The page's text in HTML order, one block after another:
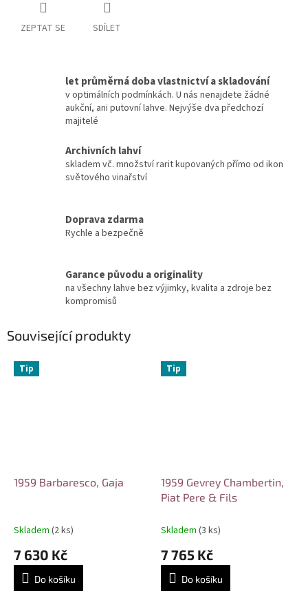
ZEPTAT SE SDÍLET
let průměrná doba vlastnictví a skladování
v optimálních podmínkách. U nás nenajdete žádné
aukční, ani putovní lahve. Nejvýše dva předchozí
majitelé
Archivních lahví
skladem vč. množství rarit kupovaných přímo od ikon
světového vinařství
Doprava zdarma
Rychle a bezpečně
Garance původu a originality
na všechny lahve bez výjimky, kvalita a zdroje bez
kompromisů
Související produkty
Tip
1959 Barbaresco, Gaja
Skladem (2 ks)
7 630 Kč
Do košíku
Tip
1959 Gevrey Chambertin,
Piat Pere & Fils
Skladem (3 ks)
7 765 Kč
Do košíku